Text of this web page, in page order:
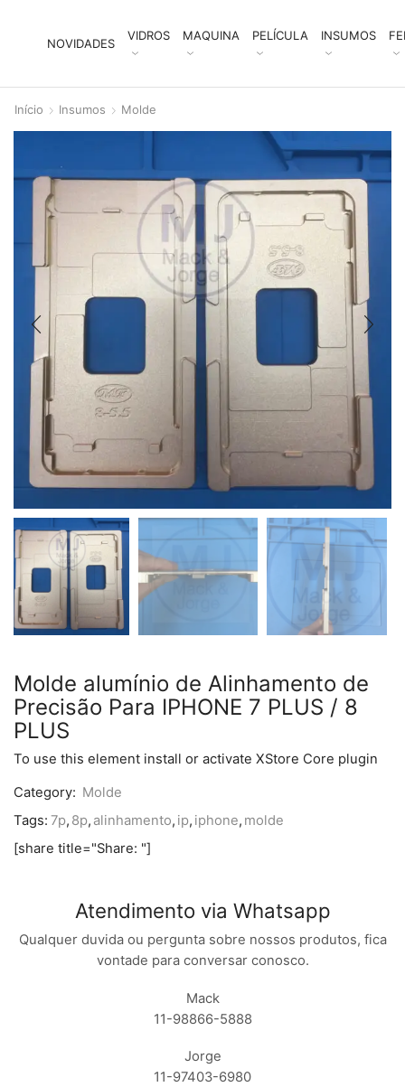
NOVIDADES
VIDROS MAQUINA PELÍCULA INSUMOS
Início Insumos Molde
Molde alumínio de Alinhamento de
Precisão Para IPHONE 7 PLUS / 8
PLUS
To use this element install or activate XStore Core plugin
Category: Molde
Tags: 7p, 8p, alinhamento, ip, iphone, molde
[share title="Share: "]
Atendimento via Whatsapp
Qualquer duvida ou pergunta sobre nossos produtos, fica
vontade para conversar conosco.
Mack
11-98866-5888
Jorge
11-97403-6980